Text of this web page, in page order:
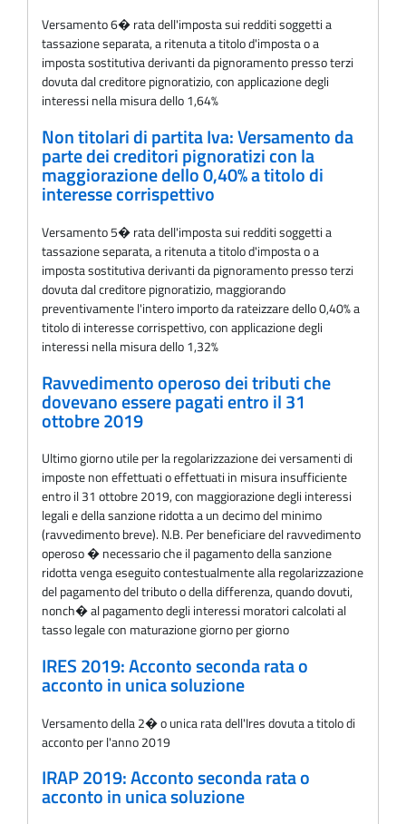
Versamento 6� rata dell'imposta sui redditi soggetti a
tassazione separata, a ritenuta a titolo d'imposta o a
imposta sostitutiva derivanti da pignoramento presso terzi
dovuta dal creditore pignoratizio, con applicazione degli
interessi nella misura dello 1,64%
Non titolari di partita Iva: Versamento da
parte dei creditori pignoratizi con la
maggiorazione dello 0,40% a titolo di
interesse corrispettivo
Versamento 5� rata dell'imposta sui redditi soggetti a
tassazione separata, a ritenuta a titolo d'imposta o a
imposta sostitutiva derivanti da pignoramento presso terzi
dovuta dal creditore pignoratizio, maggiorando
preventivamente l'intero importo da rateizzare dello 0,40% a
titolo di interesse corrispettivo, con applicazione degli
interessi nella misura dello 1,32%
Ravvedimento operoso dei tributi che
dovevano essere pagati entro il 31
ottobre 2019
Ultimo giorno utile per la regolarizzazione dei versamenti di
imposte non effettuati o effettuati in misura insufficiente
entro il 31 ottobre 2019, con maggiorazione degli interessi
legali e della sanzione ridotta a un decimo del minimo
(ravvedimento breve). N.B. Per beneficiare del ravvedimento
operoso � necessario che il pagamento della sanzione
ridotta venga eseguito contestualmente alla regolarizzazione
del pagamento del tributo o della differenza, quando dovuti,
nonch� al pagamento degli interessi moratori calcolati al
tasso legale con maturazione giorno per giorno
IRES 2019: Acconto seconda rata o
acconto in unica soluzione
Versamento della 2� o unica rata dell'Ires dovuta a titolo di
acconto per l'anno 2019
IRAP 2019: Acconto seconda rata o
acconto in unica soluzione